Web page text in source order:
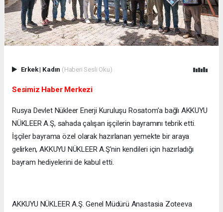
Erkek| Kadın (Haberi Sesli Oku)
Sesimiz Haber Merkezi
Rusya Devlet Nükleer Enerji Kuruluşu Rosatom’a bağlı AKKUYU
NÜKLEER A.Ş, sahada çalışan işçilerin bayramını tebrik etti.
İşçiler bayrama özel olarak hazırlanan yemekte bir araya
gelirken, AKKUYU NÜKLEER A.Ş’nin kendileri için hazırladığı
bayram hediyelerini de kabul etti.
AKKUYU NÜKLEER A.Ş. Genel Müdürü Anastasia Zoteeva